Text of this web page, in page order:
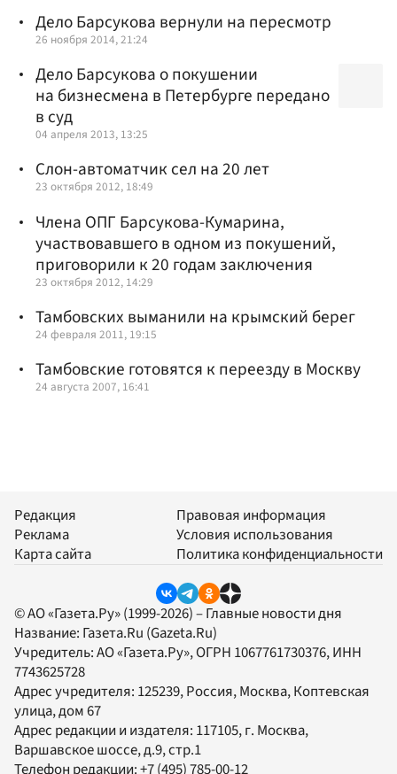
Дело Барсукова вернули на пересмотр
26 ноября 2014, 21:24
Дело Барсукова о покушении
на бизнесмена в Петербурге передано
в суд
04 апреля 2013, 13:25
Слон-автоматчик сел на 20 лет
23 октября 2012, 18:49
Члена ОПГ Барсукова-Кумарина,
участвовавшего в одном из покушений,
приговорили к 20 годам заключения
23 октября 2012, 14:29
Тамбовских выманили на крымский берег
24 февраля 2011, 19:15
Тамбовские готовятся к переезду в Москву
24 августа 2007, 16:41
Редакция
Реклама
Карта сайта
Правовая информация
Условия использования
Политика конфиденциальности
© АО «Газета.Ру» (1999-2026) – Главные новости дня
Название: Газета.Ru (Gazeta.Ru)
Учредитель:АО «Газета.Ру», ОГРН 1067761730376, ИНН
7743625728
Адрес учредителя: 125239, Россия, Москва, Коптевская
улица, дом 67
Адрес редакции и издателя: 117105, г. Москва,
Варшавское шоссе, д.9, стр.1
Телефон редакции:+7 (495) 785-00-12